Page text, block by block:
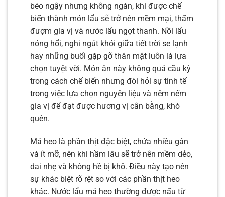
béo ngậy nhưng không ngán, khi được chế
biến thành món lẩu sẽ trở nên mềm mại, thấm
đượm gia vị và nước lẩu ngọt thanh. Nồi lẩu
nóng hổi, nghi ngút khói giữa tiết trời se lạnh
hay những buổi gặp gỡ thân mật luôn là lựa
chọn tuyệt vời. Món ăn này không quá cầu kỳ
trong cách chế biến nhưng đòi hỏi sự tinh tế
trong việc lựa chọn nguyên liệu và nêm nếm
gia vị để đạt được hương vị cân bằng, khó
quên.
Má heo là phần thịt đặc biệt, chứa nhiều gân
và ít mỡ, nên khi hầm lâu sẽ trở nên mềm dẻo,
dai nhẹ và không hề bị khô. Điều này tạo nên
sự khác biệt rõ rệt so với các phần thịt heo
khác. Nước lẩu má heo thường được nấu từ